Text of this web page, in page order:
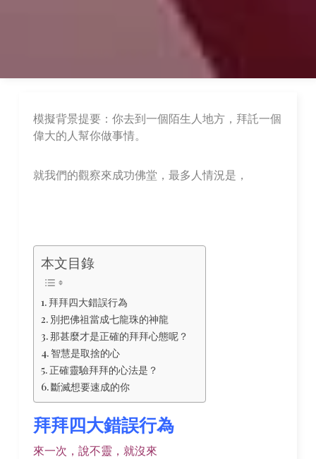
模擬背景提要：你去到一個陌生人地方，拜託一個
偉大的人幫你做事情。
就我們的觀察來成功佛堂，最多人情況是，
本文目錄
拜拜四大錯誤行為
別把佛祖當成七龍珠的神龍
那甚麼才是正確的拜拜心態呢？
智慧是取捨的心
正確靈驗拜拜的心法是？
斷滅想要速成的你
拜拜四大錯誤行為
來一次，說不靈，就沒來